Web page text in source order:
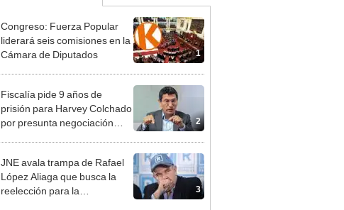
1
Congreso: Fuerza Popular
liderará seis comisiones en la
Cámara de Diputados
2
Fiscalía pide 9 años de
prisión para Harvey Colchado
por presunta negociación
3
JNE avala trampa de Rafael
López Aliaga que busca la
reelección para la